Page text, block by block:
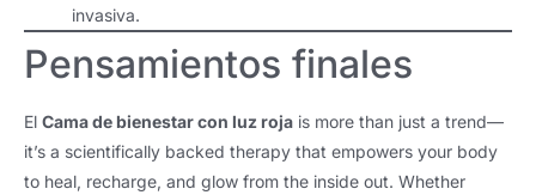
invasiva.
Pensamientos finales
El Cama de bienestar con luz roja is more than just a trend—
it’s a scientifically backed therapy that empowers your body
to heal, recharge, and glow from the inside out. Whether